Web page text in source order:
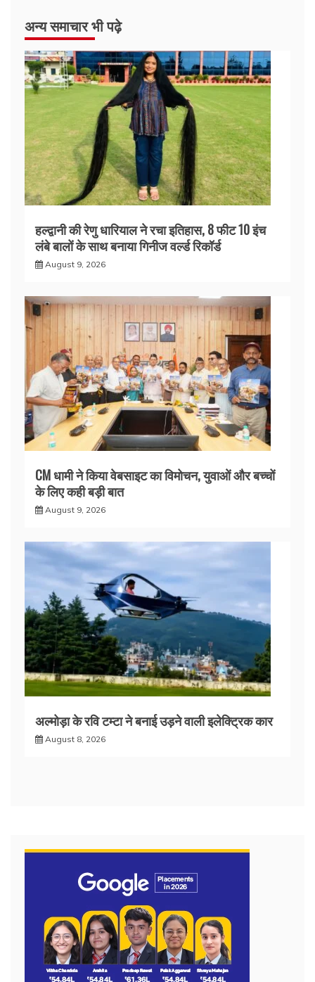
अन्य समाचार भी पढ़े
हल्द्वानी की रेणु धारियाल ने रचा इतिहास, 8 फीट 10 इंच
लंबे बालों के साथ बनाया गिनीज वर्ल्ड रिकॉर्ड
August 9, 2026
CM धामी ने किया वेबसाइट का विमोचन, युवाओं और बच्चों
के लिए कही बड़ी बात
August 9, 2026
अल्मोड़ा के रवि टम्टा ने बनाई उड़ने वाली इलेक्ट्रिक कार
August 8, 2026